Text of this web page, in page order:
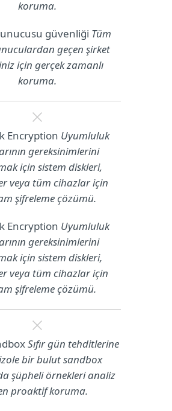
koruma.
güvenliği Tüm
geçen şirket
için gerçek zamanlı
koruma.
Encryption Uyumluluk
gereksinimlerini
için sistem diskleri,
veya tüm cihazlar için
şifreleme çözümü.
Encryption Uyumluluk
gereksinimlerini
için sistem diskleri,
veya tüm cihazlar için
şifreleme çözümü.
Sıfır gün tehditlerine
bir bulut sandbox
şüpheli örnekleri analiz
proaktif koruma.